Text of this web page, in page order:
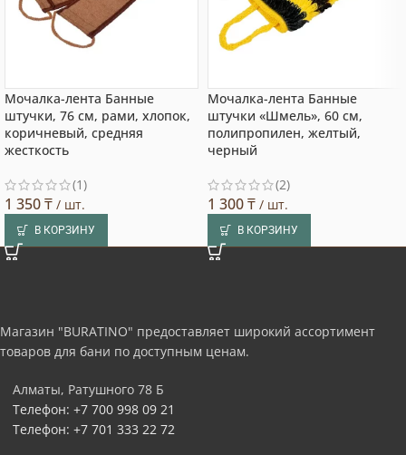
Мочалка-лента Банные
штучки, 76 см, рами, хлопок,
коричневый, средняя
жесткость
(1)
1 350₸ / шт.
В КОРЗИНУ
Мочалка-лента Банные
штучки «Шмель», 60 см,
полипропилен, желтый,
черный
(2)
1 300₸ / шт.
В КОРЗИНУ
Магазин "BURATINO" предоставляет широкий ассортимент
товаров для бани по доступным ценам.
Алматы, Ратушного 78 Б
Телефон: +7 700 998 09 21
Телефон: +7 701 333 22 72